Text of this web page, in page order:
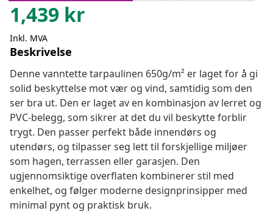
1,439 kr
Inkl. MVA
Beskrivelse
Denne vanntette tarpaulinen 650g/m² er laget for å gi
solid beskyttelse mot vær og vind, samtidig som den
ser bra ut. Den er laget av en kombinasjon av lerret og
PVC-belegg, som sikrer at det du vil beskytte forblir
trygt. Den passer perfekt både innendørs og
utendørs, og tilpasser seg lett til forskjellige miljøer
som hagen, terrassen eller garasjen. Den
ugjennomsiktige overflaten kombinerer stil med
enkelhet, og følger moderne designprinsipper med
minimal pynt og praktisk bruk.